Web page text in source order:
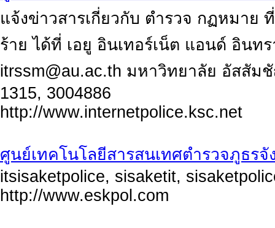
แจ้งข่าวสารเกี่ยวกับ ตำรวจ กฏหมาย
ร้าย ได้ที่ เอยู อินเทอร์เน็ต แอนด์ อินทร
itrssm@au.ac.th มหาวิทยาลัย อัสสัมชั
1315, 3004886
http://www.internetpolice.ksc.net
ศูนย์เทคโนโลยีสารสนเทศตำรวจภูธรจั
itsisaketpolice, sisaketit,
http://www.eskpol.com